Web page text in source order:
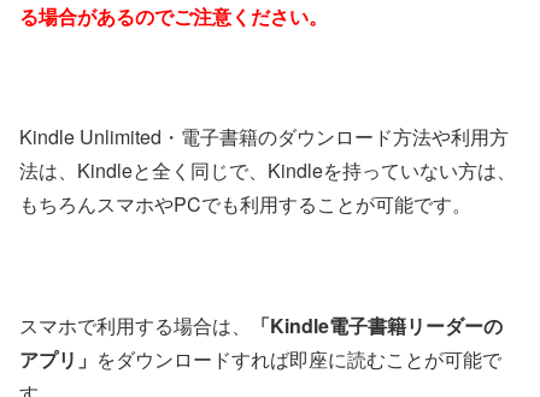
る場合があるのでご注意ください。
Kindle Unlimited・電子書籍のダウンロード方法や利用方
法は、Kindleと全く同じで、Kindleを持っていない方は、
もちろんスマホやPCでも利用することが可能です。
スマホで利用する場合は、
「Kindle電子書籍リーダーの
アプリ」 をダウンロードすれば即座に読むことが可能で